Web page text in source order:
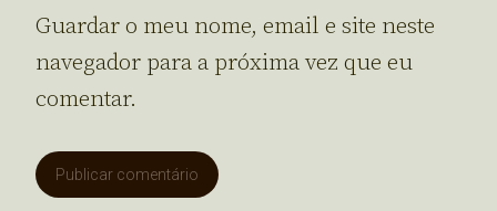
Guardar o meu nome, email e site neste
navegador para a próxima vez que eu
comentar.